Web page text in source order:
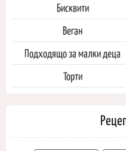
Бисквити
Веган
Подходящо за малки деца
Торти